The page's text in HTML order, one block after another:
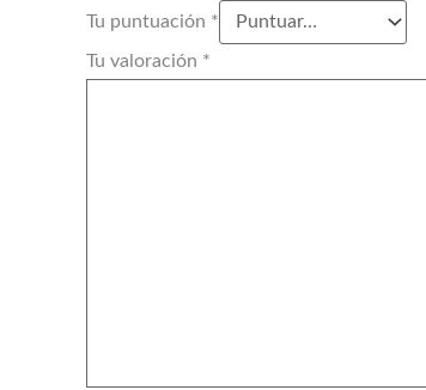
Tu puntuación *
Tu valoración *